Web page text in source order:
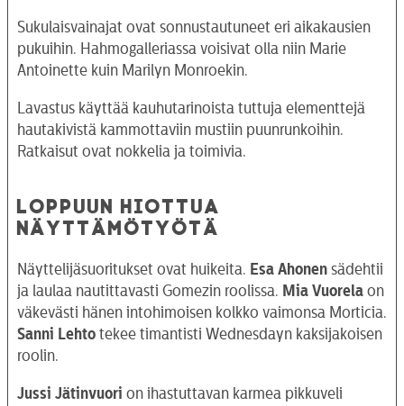
Sukulaisvainajat ovat sonnustautuneet eri aikakausien
pukuihin. Hahmogalleriassa voisivat olla niin Marie
Antoinette kuin Marilyn Monroekin.
Lavastus käyttää kauhutarinoista tuttuja elementtejä
hautakivistä kammottaviin mustiin puunrunkoihin.
Ratkaisut ovat nokkelia ja toimivia.
LOPPUUN HIOTTUA
NÄYTTÄMÖTYÖTÄ
Näyttelijäsuoritukset ovat huikeita. Esa Ahonen sädehtii
ja laulaa nautittavasti Gomezin roolissa. Mia Vuorela on
väkevästi hänen intohimoisen kolkko vaimonsa Morticia.
Sanni Lehto tekee timantisti Wednesdayn kaksijakoisen
roolin.
Jussi Jätinvuori on ihastuttavan karmea pikkuveli